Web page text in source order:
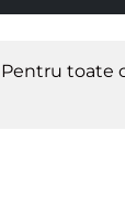
Pentru toate